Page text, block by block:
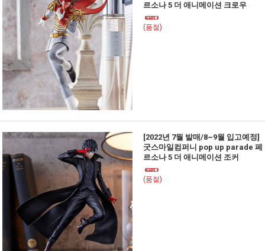
르소나 5 더 애니메이션 크로우
(품절)
[2022년 7월 발매/8~9월 입고예정]
굿스마일컴퍼니 pop up parade 페
르소나 5 더 애니메이션 조커
(품절)